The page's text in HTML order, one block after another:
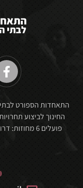
התאחדות הספורט
החינוך לביצוע
פועלים 6 מחוזות: דרום, מרכז, ירושלים, תל אביב, חיפה וצפון.